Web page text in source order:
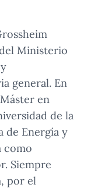
Ministerio
general. En
en
de la
de Energía y
como
Siempre
por el